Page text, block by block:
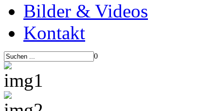
Bilder & Videos
Kontakt
0